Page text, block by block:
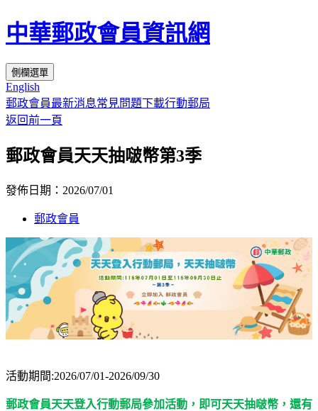
中華郵政會員資訊網
側欄選單
English
郵政會員最新消息常見問題下載行動郵局
返回前一頁
郵政會員天天抽啵幣第3季
發佈日期： 2026/07/01
郵政會員
活動期間:2026/07/01-2026/09/30
郵政會員天天登入行動郵局參加活動，即可天天抽啵幣，還有